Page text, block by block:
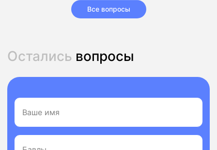
Все вопросы
Остались вопросы